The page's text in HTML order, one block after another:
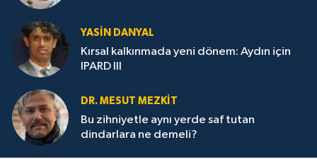
YASIN DANYAL
Kırsal kalkınmada yeni dönem: Aydın için
IPARD III
DR. MESUT MEZKIT
Bu zihniyetle aynı yerde saf tutan
dindarlara ne demeli?